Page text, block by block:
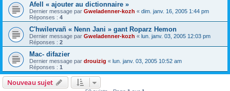
Afell « ajouter au dictionnaire »
Dernier message par Gweladenner-kozh « dim. janv. 16, 2005 1:44 pm
Réponses : 4
C'hwilervañ « Nenn Jani » gant Roparz Hemon
Dernier message par Gweladenner-kozh « lun. janv. 03, 2005 12:03 pm
Réponses : 2
Mac- difazier
Dernier message par drouizig « lun. janv. 03, 2005 10:52 am
Réponses : 1
Nouveau sujet